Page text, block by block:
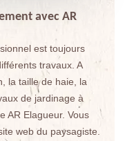
avec AR
est toujours
travaux. A
la taille de haie, la
de jardinage à
AR Elagueur. Vous
web du paysagiste.